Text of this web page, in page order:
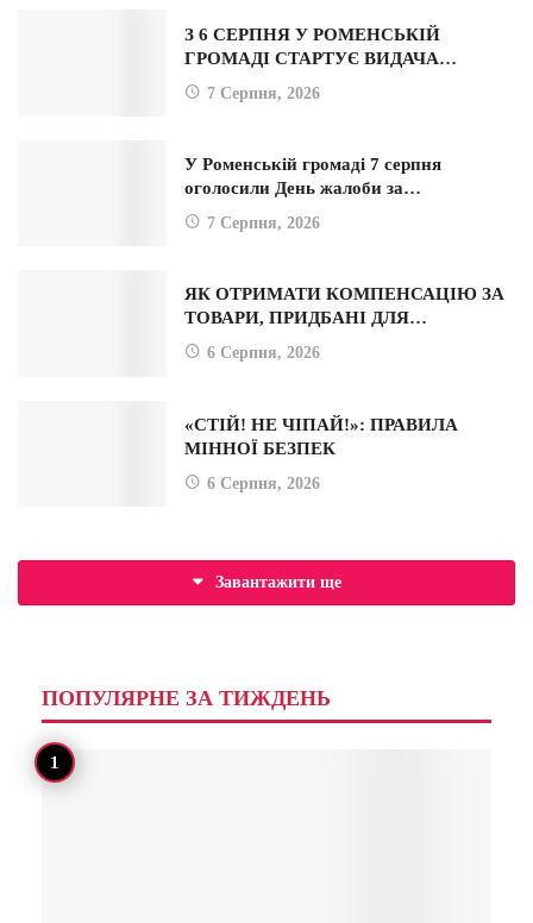
З 6 СЕРПНЯ У РОМЕНСЬКІЙ
ГРОМАДІ СТАРТУЄ ВИДАЧА…
7 Серпня, 2026
У Роменській громаді 7 серпня
оголосили День жалоби за…
7 Серпня, 2026
ЯК ОТРИМАТИ КОМПЕНСАЦІЮ ЗА
ТОВАРИ, ПРИДБАНІ ДЛЯ…
6 Серпня, 2026
«СТІЙ! НЕ ЧІПАЙ!»: ПРАВИЛА
МІННОЇ БЕЗПЕК
6 Серпня, 2026
Завантажити ще
ПОПУЛЯРНЕ ЗА ТИЖДЕНЬ